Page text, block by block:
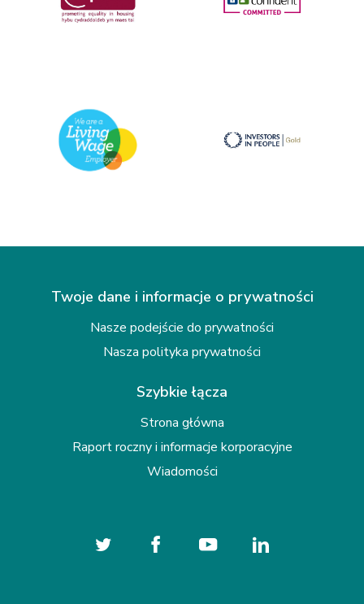
Twoje dane i informacje o prywatności
Nasze podejście do prywatności
Nasza polityka prywatności
Szybkie łącza
Strona główna
Raport roczny i informacje korporacyjne
Wiadomości